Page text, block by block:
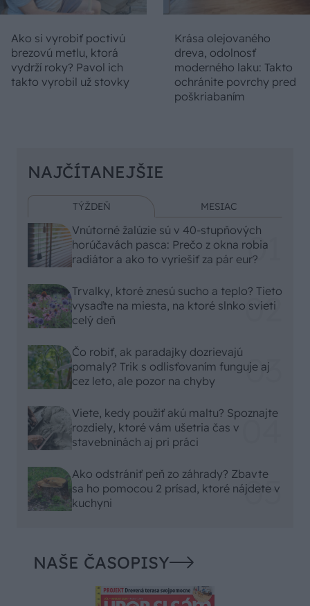
Ako si vyrobiť poctivú
brezovú metlu, ktorá
vydrží roky? Pavol ich
takto vyrobil už stovky
Krása olejovaného
dreva, odolnosť
moderného laku: Takto
ochránite povrchy pred
poškriabaním
NAJČÍTANEJŠIE
TÝŽDEŇ MESIAC
Vnútorné žalúzie sú v 40-stupňových
horúčavách pasca: Prečo z okna robia
radiátor a ako to vyriešiť za pár eur?
Trvalky, ktoré znesú sucho a teplo? Tieto
vysaďte na miesta, na ktoré slnko svieti
celý deň
Čo robiť, ak paradajky dozrievajú
pomaly? Trik s odlisťovaním funguje aj
cez leto, ale pozor na chyby
Viete, kedy použiť akú maltu? Spoznajte
rozdiely, ktoré vám ušetria čas v
stavebninách aj pri práci
Ako odstrániť peň zo záhrady? Zbavte
sa ho pomocou 2 prísad, ktoré nájdete v
kuchyni
NAŠE ČASOPISY